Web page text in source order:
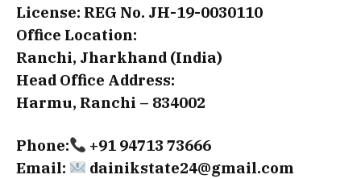
License: REG No. JH-19-0030110
Office Location:
Ranchi, Jharkhand (India)
Head Office Address:
Harmu, Ranchi – 834002
Phone:
+91 94713 73666
Email:
dainikstate24@gmail.com